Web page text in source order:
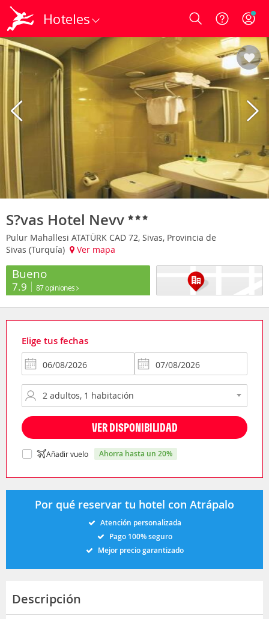
Hoteles Login
S?vas Hotel Nevv
Pulur Mahallesi ATATÜRK CAD 72, Sivas, Provincia de
Sivas (Turquía)
Ver mapa
Bueno
7.9 87 opiniones
Elige tus fechas
VER DISPONIBILIDAD
Añadir vuelo ahorra hasta un 20%
Por qué reservar tu hotel con Atrápalo
Atención personalizada
Pago 100% seguro
Mejor precio garantizado
Descripción